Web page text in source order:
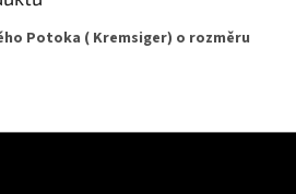
Potoka ( Kremsiger) o rozměru